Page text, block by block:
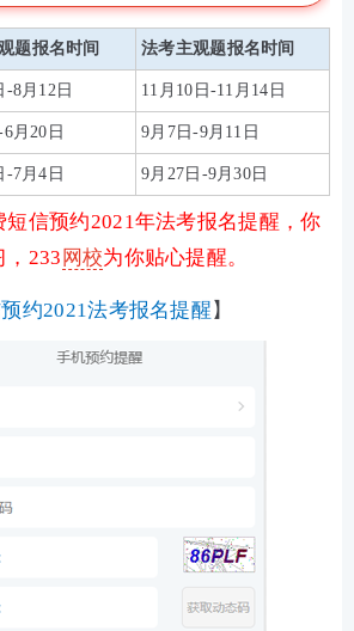
题报名时间 法考主观题报名时间
-8月12日 11月10日-11月14日
月20日 9月7日-9月11日
-7月4日 9月27日-9月30日
短信预约2021年法考报名提醒，你
，233 网校为你贴心提醒。
约2021法考报名提醒 】